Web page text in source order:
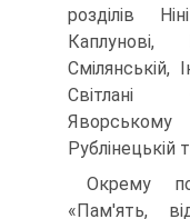
розділів
Каплунові,
Смілянській,
Світлані
Рублінецькій
Окрему
«Пам'ять,